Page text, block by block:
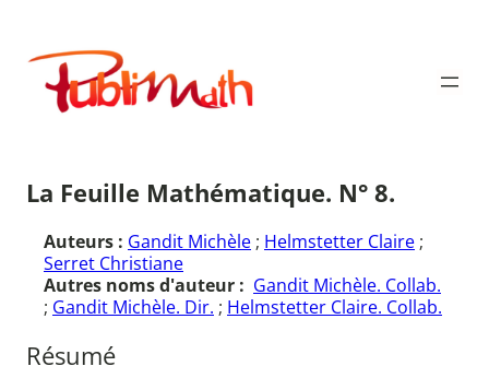
contenu
Publimath
La Feuille Mathématique. N° 8.
Auteurs : Gandit Michèle ; Helmstetter Claire ;
Serret Christiane
Autres noms d'auteur : Gandit Michèle. Collab.
; Gandit Michèle. Dir. ; Helmstetter Claire. Collab.
Résumé